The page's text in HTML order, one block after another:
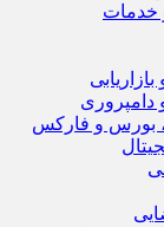
خدمات
بورس و فارکس